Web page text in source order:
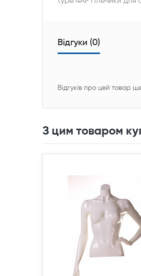
Відгуки (0)
Відгуків про цей товар
З цим товаром